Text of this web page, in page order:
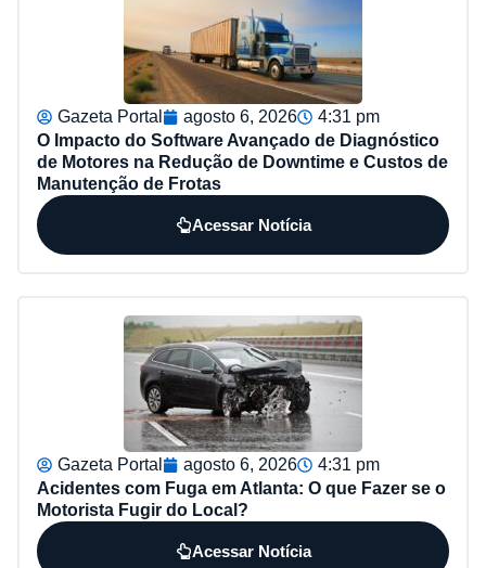
Gazeta Portal agosto 6, 2026
4:31 pm
O Impacto do Software Avançado de Diagnóstico
de Motores na Redução de Downtime e Custos de
Manutenção de Frotas
Acessar Notícia
Gazeta Portal agosto 6, 2026
4:31 pm
Acidentes com Fuga em Atlanta: O que Fazer se o
Motorista Fugir do Local?
Acessar Notícia